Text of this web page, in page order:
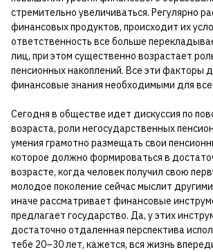
стремительно увеличиваться. Регулярно
финансовых продуктов, происходит их
ответственность все больше
лиц, при этом существенно возрастает
пенсионных накоплений. Все эти факторы
финансовые знания необходимыми для
Сегодня в обществе идет дискуссия по
возраста, роли негосударственных
умения грамотно размещать свои
которое должно формироваться в
возрасте, когда человек получил свою
молодое поколение сейчас мыслит
иначе рассматривает финансовые
предлагает государство. Да, у этих
достаточно отдаленная перспектива
тебе 20–30 лет, кажется, вся жизнь